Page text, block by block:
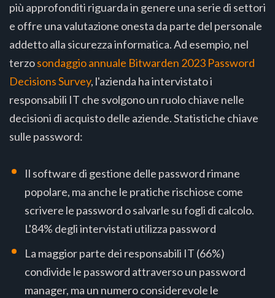
più approfonditi riguarda in genere una serie di settori
e offre una valutazione onesta da parte del personale
addetto alla sicurezza informatica. Ad esempio, nel
terzosondaggio annuale Bitwarden 2023 Password
Decisions Survey, l'azienda ha intervistato i
responsabili IT che svolgono un ruolo chiave nelle
decisioni di acquisto delle aziende. Statistiche chiave
sulle password:
Il software di gestione delle password rimane
popolare, ma anche le pratiche rischiose come
scrivere le password o salvarle su fogli di calcolo.
L'84% degli intervistati utilizza password
La maggior parte dei responsabili IT (66%)
condivide le password attraverso un password
manager, ma un numero considerevole le